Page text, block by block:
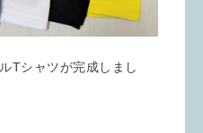
Tシャツが完成しまし